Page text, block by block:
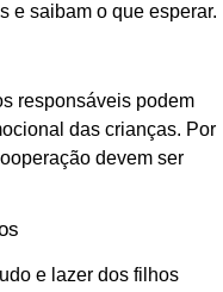
e saibam o que esperar.
responsáveis podem
das crianças. Por
devem ser
e lazer dos filhos